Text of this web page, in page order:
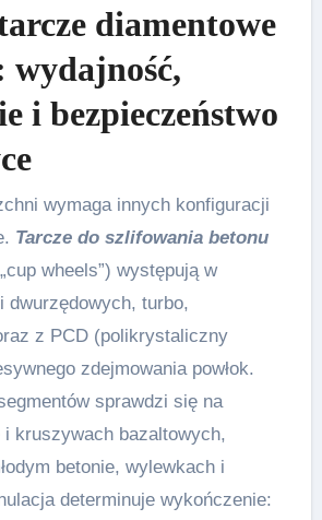
diamentowe
wydajność,
i bezpieczeństwo
wymaga innych konfiguracji
Tarcze do szlifowania betonu
wheels”) występują w
dwurzędowych, turbo,
z PCD (polikrystaliczny
zdejmowania powłok.
sprawdzi się na
i kruszywach bazaltowych,
betonie, wylewkach i
determinuje wykończenie: